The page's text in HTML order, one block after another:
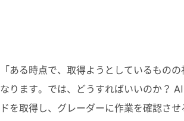
「ある時点で、取得ようとしているもの
なります。では、どうすればいいのか？ AI
ドを取得し、グレーダーに作業を確認さ